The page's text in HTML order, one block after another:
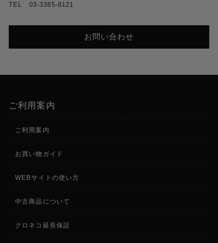
TEL 03-3385-8121
お問い合わせ
ご利用案内
ご利用案内
お買い物ガイド
WEBサイトの使い方
中古商品について
クロネコ延長保証